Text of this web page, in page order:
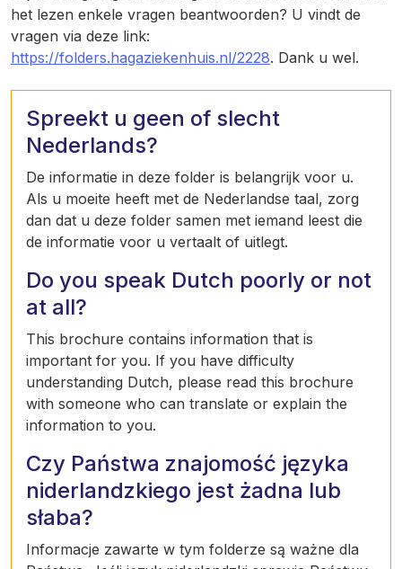
het lezen enkele vragen beantwoorden? U vindt de
vragen via deze link:
https://folders.hagaziekenhuis.nl/2228. Dank u wel.
Spreekt u geen of slecht
Nederlands?
De informatie in deze folder is belangrijk voor u.
Als u moeite heeft met de Nederlandse taal, zorg
dan dat u deze folder samen met iemand leest die
de informatie voor u vertaalt of uitlegt.
Do you speak Dutch poorly or not
at all?
This brochure contains information that is
important for you. If you have difficulty
understanding Dutch, please read this brochure
with someone who can translate or explain the
information to you.
Czy Państwa znajomość języka
niderlandzkiego jest żadna lub
słaba?
Informacje zawarte w tym folderze są ważne dla